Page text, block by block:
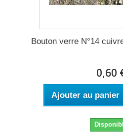
Bouton verre N°14
0,60
Ajouter au panier